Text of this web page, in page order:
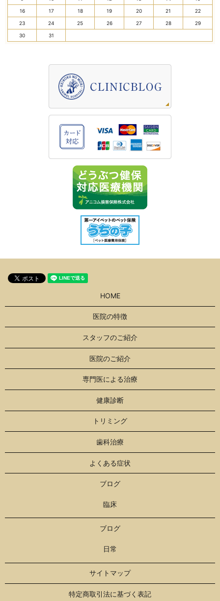
16 17 18 19 20 21 22
23 24 25 26 27 28 29
30 31
HOME
医院の特徴
スタッフのご紹介
医院のご紹介
専門医による治療
健康診断
トリミング
歯科治療
よくある症状
ブログ
臨床
ブログ
日常
サイトマップ
特定商取引法に基づく表記